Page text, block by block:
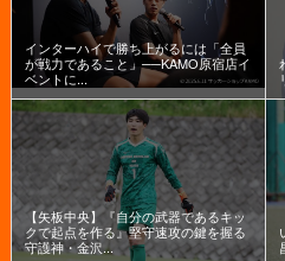
インターハイで勝ち上がるには「全員
が戦力であること」──KAMO原宿店イ
ベントに...
【矢板中央】『自分の武器であるキッ
クで起点を作る』堅守速攻の鍵を握る
守護神・金沢...